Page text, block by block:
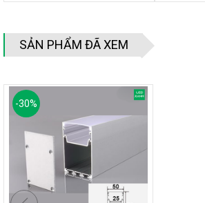
SẢN PHẨM ĐÃ XEM
-30%